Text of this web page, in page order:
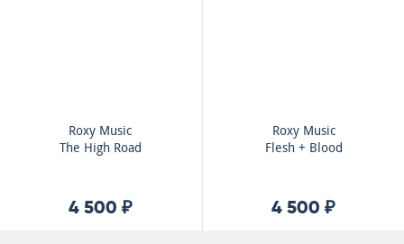
Roxy Music
The High Road
4 500 ₽
Roxy Music
Flesh + Blood
4 500 ₽